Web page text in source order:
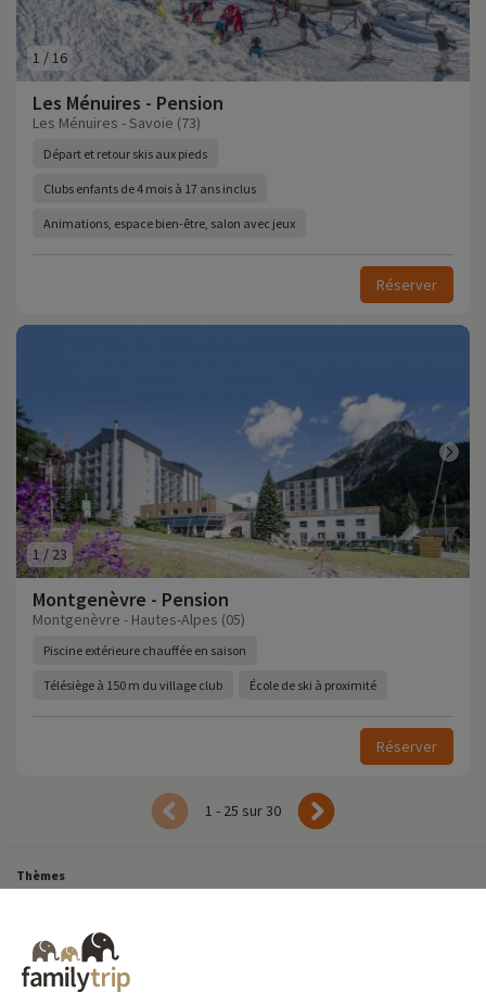
1 /16
Les Ménuires - Pension
Les Ménuires - Savoie (73)
Départ et retour skis aux pieds
Clubs enfants de 4 mois à 17 ans inclus
Animations, espace bien-être, salon avec jeux
Réserver
1/ 23
Montgenèvre - Pension
Montgenèvre - Hautes-Alpes (05)
Piscine extérieure chauffée en saison
Télésiège à 150 m du village club École de ski à proximité
Réserver
1 - 25 sur 30
Thèmes
Court séjour de dernière minute
Court séjour Insolite
Destinations